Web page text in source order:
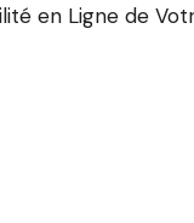
en Ligne de